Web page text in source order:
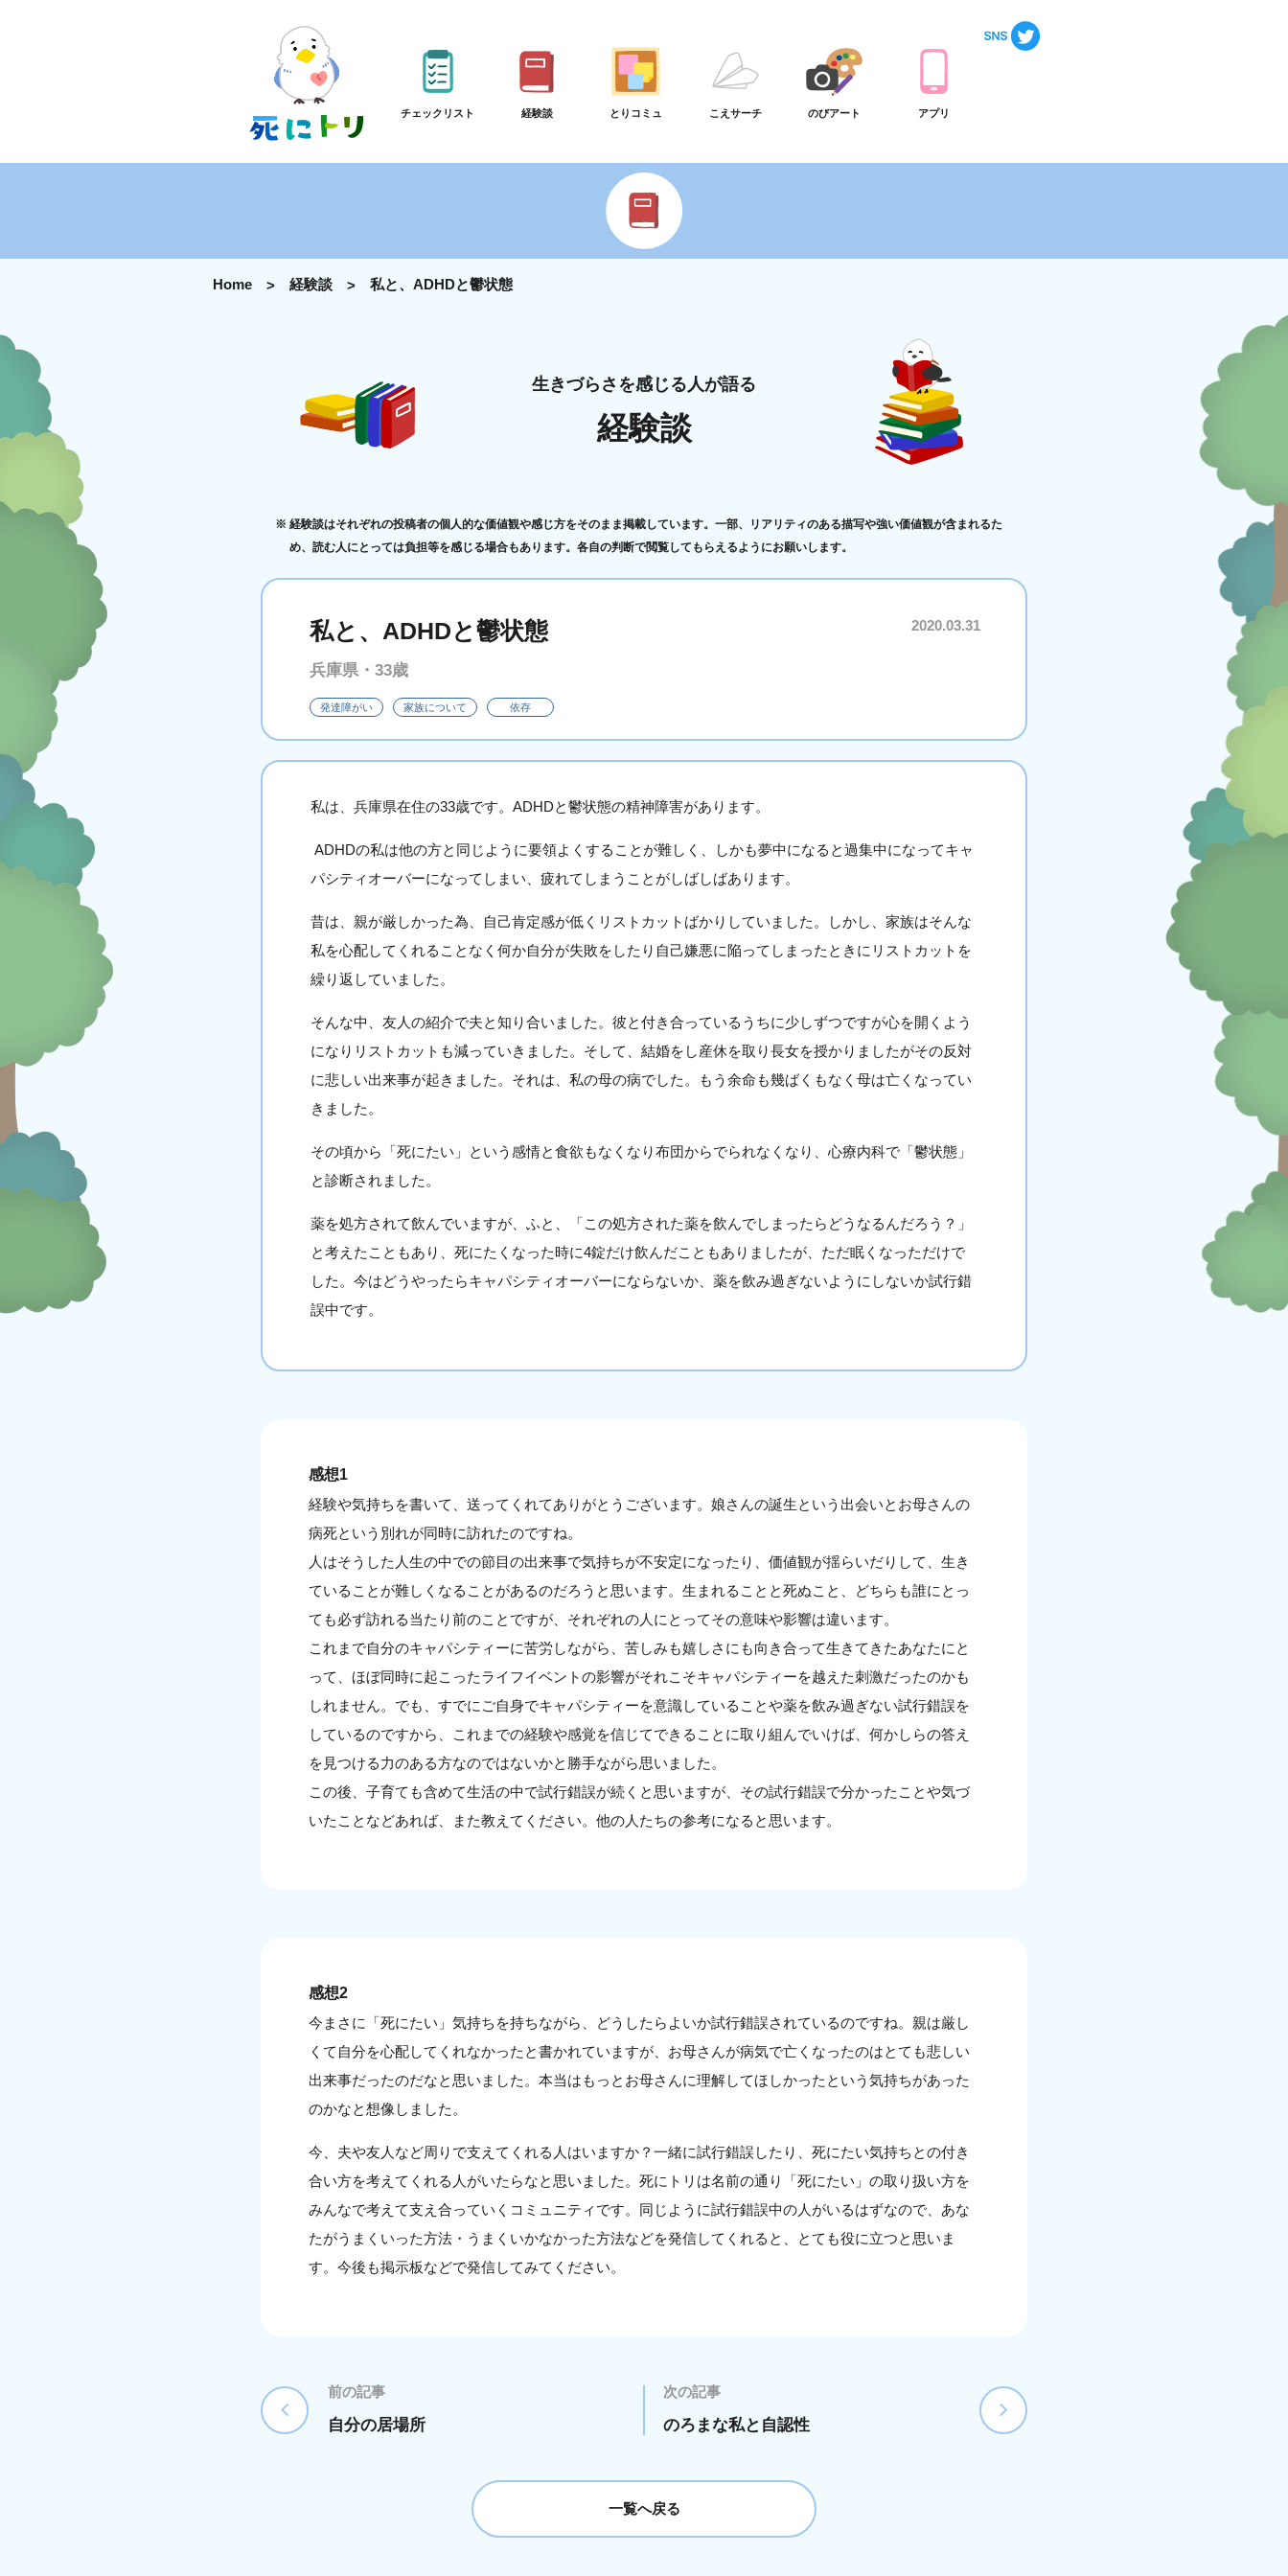
チェックリスト 経験談 とりコミュ こえサーチ のびアート アプリ
Home 経験談 私と、ADHDと鬱状態
生きづらさを感じる人が語る
経験談
経験談はそれぞれの投稿者の個人的な価値観や感じ方をそのまま掲載しています。一部、リアリティのある描写や強い価値観が含まれるた
め、読む人にとっては負担等を感じる場合もあります。各自の判断で閲覧してもらえるようにお願いします。
私と、ADHDと鬱状態 2020.03.31
兵庫県・33歳
発達障がい 家族について 依存
私は、兵庫県在住の33歳です。ADHDと鬱状態の精神障害があります。
ADHDの私は他の方と同じように要領よくすることが難しく、しかも夢中になると過集中になってキャ
パシティオーバーになってしまい、疲れてしまうことがしばしばあります。
昔は、親が厳しかった為、自己肯定感が低くリストカットばかりしていました。しかし、家族はそんな
私を心配してくれることなく何か自分が失敗をしたり自己嫌悪に陥ってしまったときにリストカットを
繰り返していました。
そんな中、友人の紹介で夫と知り合いました。彼と付き合っているうちに少しずつですが心を開くよう
になりリストカットも減っていきました。そして、結婚をし産休を取り長女を授かりましたがその反対
に悲しい出来事が起きました。それは、私の母の病でした。もう余命も幾ばくもなく母は亡くなってい
きました。
その頃から「死にたい」という感情と食欲もなくなり布団からでられなくなり、心療内科で「鬱状態」
と診断されました。
薬を処方されて飲んでいますが、ふと、「この処方された薬を飲んでしまったらどうなるんだろう？」
と考えたこともあり、死にたくなった時に4錠だけ飲んだこともありましたが、ただ眠くなっただけで
した。今はどうやったらキャパシティオーバーにならないか、薬を飲み過ぎないようにしないか試行錯
誤中です。
感想1
経験や気持ちを書いて、送ってくれてありがとうございます。娘さんの誕生という出会いとお母さんの
病死という別れが同時に訪れたのですね。
人はそうした人生の中での節目の出来事で気持ちが不安定になったり、価値観が揺らいだりして、生き
ていることが難しくなることがあるのだろうと思います。生まれることと死ぬこと、どちらも誰にとっ
ても必ず訪れる当たり前のことですが、それぞれの人にとってその意味や影響は違います。
これまで自分のキャパシティーに苦労しながら、苦しみも嬉しさにも向き合って生きてきたあなたにと
って、ほぼ同時に起こったライフイベントの影響がそれこそキャパシティーを越えた刺激だったのかも
しれません。でも、すでにご自身でキャパシティーを意識していることや薬を飲み過ぎない試行錯誤を
しているのですから、これまでの経験や感覚を信じてできることに取り組んでいけば、何かしらの答え
を見つける力のある方なのではないかと勝手ながら思いました。
この後、子育ても含めて生活の中で試行錯誤が続くと思いますが、その試行錯誤で分かったことや気づ
いたことなどあれば、また教えてください。他の人たちの参考になると思います。
感想2
今まさに「死にたい」気持ちを持ちながら、どうしたらよいか試行錯誤されているのですね。親は厳し
くて自分を心配してくれなかったと書かれていますが、お母さんが病気で亡くなったのはとても悲しい
出来事だったのだなと思いました。本当はもっとお母さんに理解してほしかったという気持ちがあった
のかなと想像しました。
今、夫や友人など周りで支えてくれる人はいますか？一緒に試行錯誤したり、死にたい気持ちとの付き
合い方を考えてくれる人がいたらなと思いました。死にトリは名前の通り「死にたい」の取り扱い方を
みんなで考えて支え合っていくコミュニティです。同じように試行錯誤中の人がいるはずなので、あな
たがうまくいった方法・うまくいかなかった方法などを発信してくれると、とても役に立つと思いま
す。今後も掲示板などで発信してみてください。
前の記事
自分の居場所
次の記事
のろまな私と自認性
一覧へ戻る